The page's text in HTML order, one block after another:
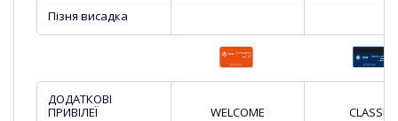
Пізня висадка
ДОДАТКОВІ
ПРИВІЛЕЇ
WELCOME CLASSIC